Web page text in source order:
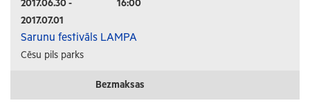
2017.06.30 -
2017.07.01
16:00
Sarunu festivāls LAMPA
Cēsu pils parks
Bezmaksas